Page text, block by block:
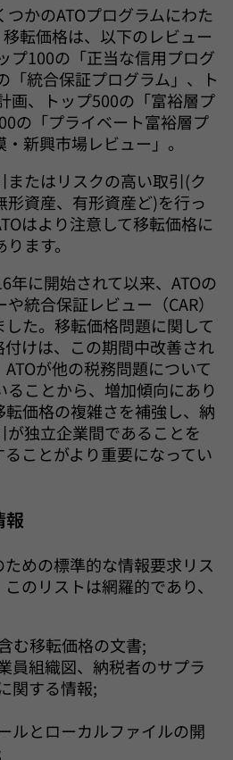
かのATOプログラムにわた
転価格は、以下のレビュー
プ100の「正当な信用プログ
「統合保証プログラム」、ト
画、トップ500の「富裕層プ
の「プライベート富裕層プ
新興市場レビュー」。
たはリスクの高い取引(ク
形資産、有形資産ど)を行っ
はより注意して移転価格に
ます。
年に開始されて以来、ATOの
統合保証レビュー（CAR）
た。移転価格問題に関して
けは、この期間中改善され
が他の税務問題について
ことから、増加傾向にあり
転価格の複雑さを補強し、納
独立企業間であることを
ことがより重要になってい
報
めの標準的な情報要求リス
のリストは網羅的であり、
む移転価格の文書;
員組織図、納税者のサプラ
関する情報;
ルとローカルファイルの開